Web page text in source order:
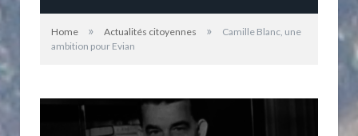
Home » Actualités citoyennes »
Camille Blanc, une
ambition pour Evian